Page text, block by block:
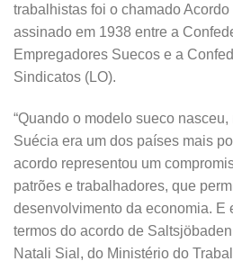
trabalhistas foi o chamado
assinado em 1938 entre a
Empregadores Suecos e a
Sindicatos (LO).
“Quando o modelo sueco
Suécia era um dos países mais
acordo representou um
patrões e trabalhadores, que
desenvolvimento da economia. E
termos do acordo de
Natali Sial, do Ministério do